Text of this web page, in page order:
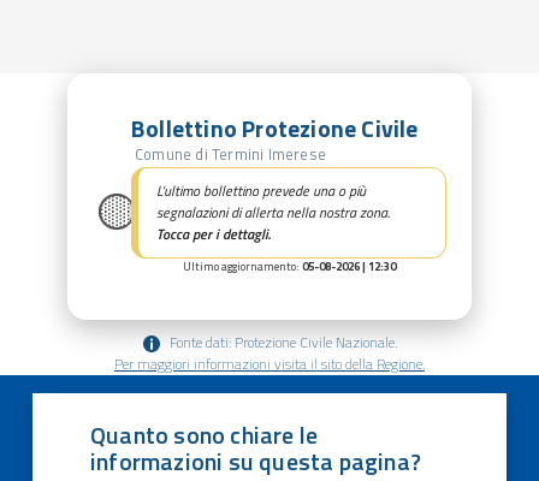
🟡
Bollettino Protezione Civile
Comune di Termini Imerese
L’ultimo bollettino prevede una o più
segnalazioni di allerta nella nostra zona.
Tocca per i dettagli.
Ultimo aggiornamento: 05-08-2026 | 12:30
Fonte dati: Protezione Civile Nazionale.
Per maggiori informazioni visita il sito della Regione.
Quanto sono chiare le
informazioni su questa pagina?